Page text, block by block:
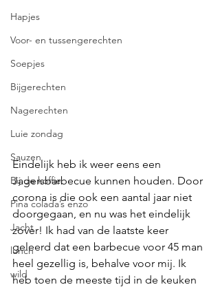
Hapjes
Voor- en tussengerechten
Soepjes
Bijgerechten
Nagerechten
Luie zondag
Sauzen
Bij de koffie
Pina colada’s enzo
Jacht
lunch
wild
Eindelijk heb ik weer eens een
Jagersbarbecue kunnen houden. Door
corona is die ook een aantal jaar niet
doorgegaan, en nu was het eindelijk
zover! Ik had van de laatste keer
geleerd dat een barbecue voor 45 man
heel gezellig is, behalve voor mij. Ik
heb toen de meeste tijd in de keuken